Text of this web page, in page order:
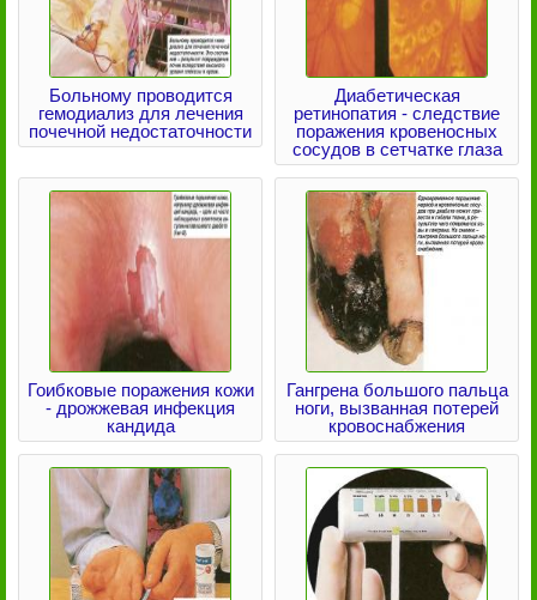
Больному проводится
гемодиализ для лечения
почечной недостаточности
Диабетическая
ретинопатия - следствие
поражения кровеносных
сосудов в сетчатке глаза
Гоибковые поражения кожи
- дрожжевая инфекция
кандида
Гангрена большого пальца
ноги, вызванная потерей
кровоснабжения